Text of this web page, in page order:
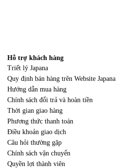
Hỗ trợ khách hàng
Triết lý Japana
Quy định bán hàng trên Website Japana
Hướng dẫn mua hàng
Chính sách đổi trả và hoàn tiền
Thời gian giao hàng
Phương thức thanh toán
Điều khoản giao dịch
Câu hỏi thường gặp
Chính sách vận chuyển
Quyền lợi thành viên